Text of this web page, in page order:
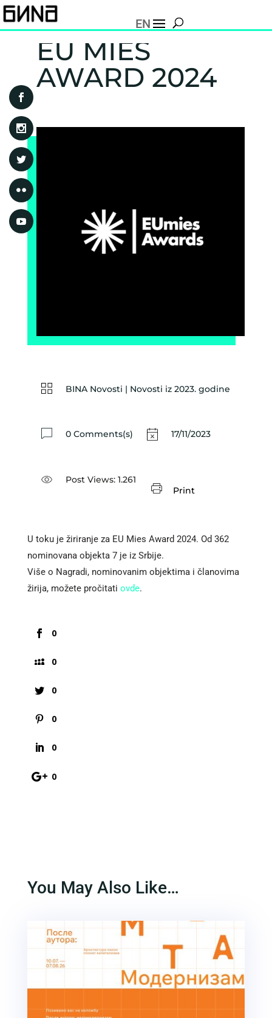
EN
EU MIES
AWARD 2024
BINA Novosti | Novosti iz 2023. godine
0 Comments(s) 17/11/2023
Post Views: 1.261
Print
U toku je žiriranje za EU Mies Award 2024. Od 362
nominovana objekta 7 je iz Srbije.
Više o Nagradi, nominovanim objektima i članovima
žirija, možete pročitati ovde.
0
0
0
0
0
0
You May Also Like…